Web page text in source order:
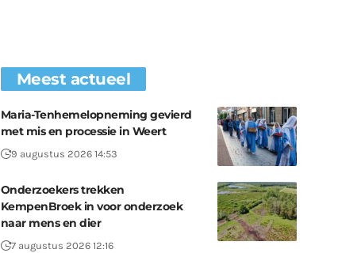
Meest actueel
Maria-Tenhemelopneming gevierd
met mis en processie in Weert
9 augustus 2026 14:53
Onderzoekers trekken
KempenBroek in voor onderzoek
naar mens en dier
7 augustus 2026 12:16